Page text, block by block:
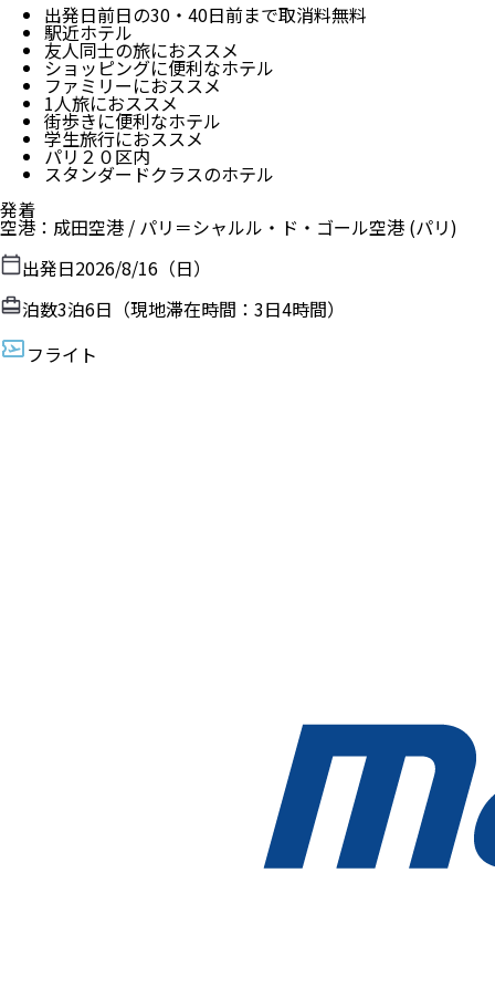
出発日前日の30・40日前まで取消料無料
駅近ホテル
友人同士の旅におススメ
ショッピングに便利なホテル
ファミリーにおススメ
1人旅におススメ
街歩きに便利なホテル
学生旅行におススメ
パリ２０区内
スタンダードクラスのホテル
発着
空港 ： 成田空港 / パリ＝シャルル・ド・ゴール空港 (パリ)
出発日2026/8/16（日）
泊数3泊6日（現地滞在時間： 3日4時間）
フライト